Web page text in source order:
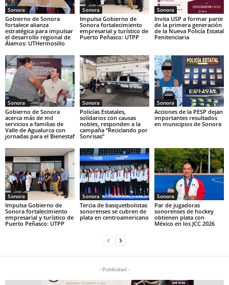
Sonora
Gobierno de Sonora
fortalece alianza
estratégica para impulsar
el desarrollo regional de
Álamos: UTHermosillo
Sonora
Impulsa Gobierno de
Sonora fortalecimiento
empresarial y turístico de
Puerto Peñasco: UTPP
Sonora
Invita USP a formar parte
de la primera generación
de la Nueva Policía Estatal
Penitenciaria
Sonora
Gobierno de Sonora
acerca más de mil
servicios a familias de
Valle de Agualurca con
jornadas para el Bienestaf
Sonora
Policías Estatales,
solidarios con causas
nobles, responden a la
campaña “Reciclando por
Sonrisas”
Sonora
Acciones de la PESP dejan
importantes resultados
en municipios de Sonora
Sonora
Impulsa Gobierno de
Sonora fortalecimiento
empresarial y turístico de
Puerto Peñasco: UTPP
Sonora
Tercia de basquetbolistas
sonorenses se cubren de
plata en centroamericano
Sonora
Par de jugadoras
sonorenses de hockey
obtienen plata con
México en los JCC 2026
- Publicidad -